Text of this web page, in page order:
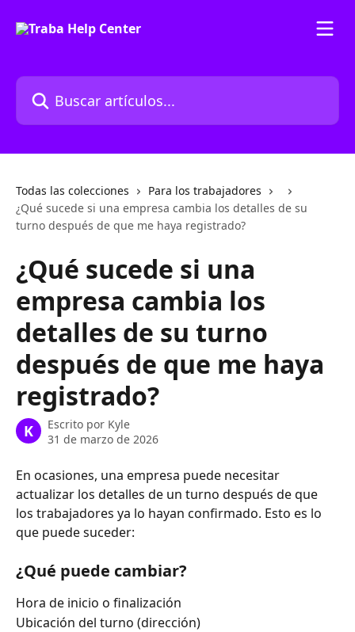
Buscar artículos...
Todas las colecciones
Para los trabajadores
¿Qué sucede si una empresa cambia los detalles de su
turno después de que me haya registrado?
¿Qué sucede si una
empresa cambia los
detalles de su turno
después de que me haya
registrado?
K Escrito por Kyle
31 de marzo de 2026
En ocasiones, una empresa puede necesitar
actualizar los detalles de un turno después de que
los trabajadores ya lo hayan confirmado. Esto es lo
que puede suceder:
¿Qué puede cambiar?
Hora de inicio o finalización
Ubicación del turno (dirección)